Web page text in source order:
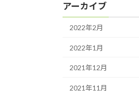
アーカイブ
2022年2月
2022年1月
2021年12月
2021年11月